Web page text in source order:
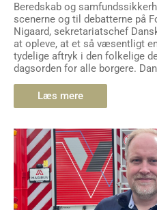
Beredskab og
scenerne og til debatterne på
Nigaard, sekretariatschef
at opleve, at et så væsentligt
tydelige aftryk i den folkelige
dagsorden for alle borgere.
Læs mere